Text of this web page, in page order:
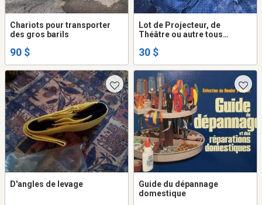
Chariots pour transporter
des gros barils
90 $
Lot de Projecteur, de
Théâtre ou autre tous
30 $
D'angles de levage
Guide du dépannage
domestique